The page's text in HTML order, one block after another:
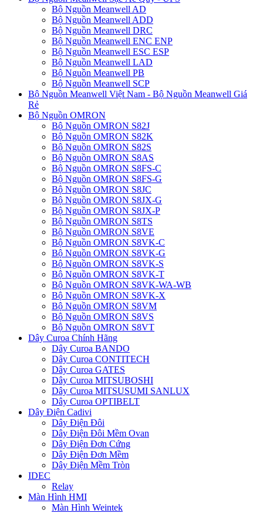
Bộ Nguồn Meanwell AD
Bộ Nguồn Meanwell ADD
Bộ Nguồn Meanwell DRC
Bộ Nguồn Meanwell ENC ENP
Bộ Nguồn Meanwell ESC ESP
Bộ Nguồn Meanwell LAD
Bộ Nguồn Meanwell PB
Bộ Nguồn Meanwell SCP
Bộ Nguồn Meanwell Việt Nam - Bộ Nguồn Meanwell Giá
Rẻ
Bộ Nguồn OMRON
Bộ Nguồn OMRON S82J
Bộ Nguồn OMRON S82K
Bộ Nguồn OMRON S82S
Bộ Nguồn OMRON S8AS
Bộ Nguồn OMRON S8FS-C
Bộ Nguồn OMRON S8FS-G
Bộ Nguồn OMRON S8JC
Bộ Nguồn OMRON S8JX-G
Bộ Nguồn OMRON S8JX-P
Bộ Nguồn OMRON S8TS
Bộ Nguồn OMRON S8VE
Bộ Nguồn OMRON S8VK-C
Bộ Nguồn OMRON S8VK-G
Bộ Nguồn OMRON S8VK-S
Bộ Nguồn OMRON S8VK-T
Bộ Nguồn OMRON S8VK-WA-WB
Bộ Nguồn OMRON S8VK-X
Bộ Nguồn OMRON S8VM
Bộ Nguồn OMRON S8VS
Bộ Nguồn OMRON S8VT
Dây Curoa Chính Hãng
Dây Curoa BANDO
Dây Curoa CONTITECH
Dây Curoa GATES
Dây Curoa MITSUBOSHI
Dây Curoa MITSUSUMI SANLUX
Dây Curoa OPTIBELT
Dây Điện Cadivi
Dây Điện Đôi
Dây Điện Đôi Mềm Ovan
Dây Điện Đơn Cứng
Dây Điện Đơn Mềm
Dây Điện Mềm Tròn
IDEC
Relay
Màn Hình HMI
Màn Hình Weintek